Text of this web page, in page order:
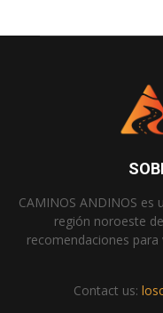
CAMINOS ANDINOS
región noroeste
recomendaciones para
Contact us: